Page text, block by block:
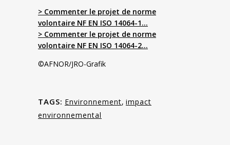
> Commenter le projet de norme
volontaire NF EN ISO 14064-1…
> Commenter le projet de norme
volontaire NF EN ISO 14064-2…
©AFNOR/JRO-Grafik
TAGS: Environnement, impact
environnemental